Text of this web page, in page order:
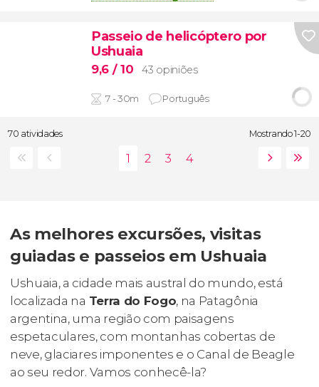
Passeio de helicóptero por
Ushuaia
9,6 / 10 43 opiniões
7 - 30m Português
70 atividades Mostrando 1-20
As melhores excursões, visitas
guiadas e passeios em Ushuaia
Ushuaia, a cidade mais austral do mundo, está
localizada na Terra do Fogo, na Patagônia
argentina, uma região com paisagens
espetaculares, com montanhas cobertas de
neve, glaciares imponentes e o Canal de Beagle
ao seu redor. Vamos conhecê-la?